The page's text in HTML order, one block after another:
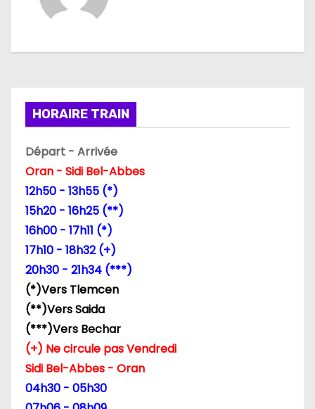
o
n
d
e
a
r
t
HORAIRE TRAIN
Départ - Arrivée
Oran - Sidi Bel-Abbes
12h50 - 13h55 (*)
15h20 - 16h25 (**)
16h00 - 17h11 (*)
17h10 - 18h32 (+)
20h30 - 21h34 (***)
(*)Vers Tlemcen
(**)Vers Saida
(***)Vers Bechar
(+) Ne circule pas Vendredi
Sidi Bel-Abbes - Oran
04h30 - 05h30